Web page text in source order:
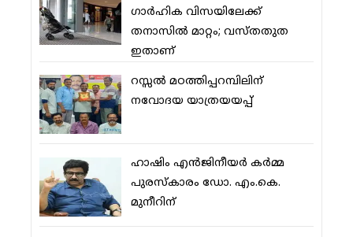
ഗാര്‍ഹിക വിസയിലേക്ക്
തനാസില്‍ മാറ്റം; വസ്തതുത
ഇതാണ്
റസ്സല്‍ മഠത്തിപ്പറമ്പിലിന്
നവോദയ യാത്രയയപ്പ്
ഹാഷിം എന്‍ജിനീയര്‍ കര്‍മ്മ
പുരസ്‌കാരം ഡോ. എം.കെ.
മുനീറിന്